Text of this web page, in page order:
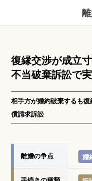
復縁交渉が成立
不当破棄訴訟で
相手方が婚約破棄するも
償請求訴訟
離婚の争点 婚